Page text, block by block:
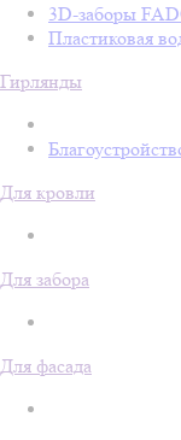
3D-заборы
Пластиковая
Гирлянды
Для кровли
Для забора
Для фасада